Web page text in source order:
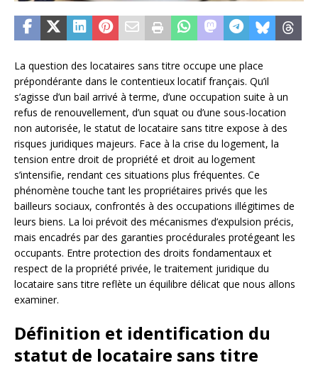
La question des locataires sans titre occupe une place
prépondérante dans le contentieux locatif français. Qu’il
s’agisse d’un bail arrivé à terme, d’une occupation suite à un
refus de renouvellement, d’un squat ou d’une sous-location
non autorisée, le statut de locataire sans titre expose à des
risques juridiques majeurs. Face à la crise du logement, la
tension entre droit de propriété et droit au logement
s’intensifie, rendant ces situations plus fréquentes. Ce
phénomène touche tant les propriétaires privés que les
bailleurs sociaux, confrontés à des occupations illégitimes de
leurs biens. La loi prévoit des mécanismes d’expulsion précis,
mais encadrés par des garanties procédurales protégeant les
occupants. Entre protection des droits fondamentaux et
respect de la propriété privée, le traitement juridique du
locataire sans titre reflète un équilibre délicat que nous allons
examiner.
Définition et identification du
statut de locataire sans titre